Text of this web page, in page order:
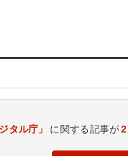
タル庁」 に関する記事が 2